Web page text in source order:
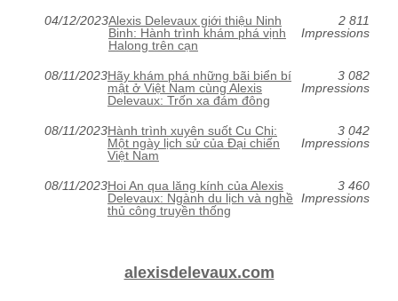
04/12/2023Alexis Delevaux giới thiệu Ninh
Binh: Hành trình khám phá vịnh
Halong trên cạn
2 811
Impressions
08/11/2023Hãy khám phá những bãi biển bí
mật ở Việt Nam cùng Alexis
Delevaux: Trốn xa đám đông
3 082
Impressions
08/11/2023Hành trình xuyên suốt Cu Chi:
Một ngày lịch sử của Đại chiến
Việt Nam
3 042
Impressions
08/11/2023Hoi An qua lăng kính của Alexis
Delevaux: Ngành du lịch và nghề
thủ công truyền thống
3 460
Impressions
alexisdelevaux.com